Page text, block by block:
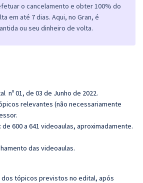
o cancelamento e obter 100% do
em até 7 dias. Aqui, no Gran, é
ou seu dinheiro de volta.
nº 01, de 03 de Junho de 2022.
relevantes (não necessariamente
600 a 641 videoaulas, aproximadamente.
das videoaulas.
dos tópicos previstos no edital, após